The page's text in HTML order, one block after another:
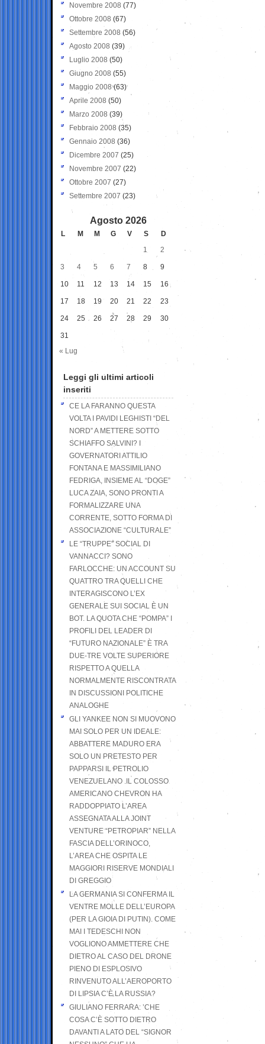
Novembre 2008 (77)
Ottobre 2008 (67)
Settembre 2008 (56)
Agosto 2008 (39)
Luglio 2008 (50)
Giugno 2008 (55)
Maggio 2008(63)
Aprile 2008 (50)
Marzo 2008 (39)
Febbraio 2008 (35)
Gennaio 2008 (36)
Dicembre 2007 (25)
Novembre 2007 (22)
Ottobre 2007 (27)
Settembre 2007 (23)
Agosto 2026
L M M G V S
D
1
2
3 4 5 6 7 8 9
10 11 12 13 14 15 16
17 18 19 20 21 22 23
24 25 26 27 28 29 30
31
« Lug
Leggi gli ultimi articoli
inseriti
CE LA FARANNO QUESTA
VOLTA I PAVIDI LEGHISTI “DEL
NORD” A METTERE SOTTO
SCHIAFFO SALVINI? I
GOVERNATORI ATTILIO
FONTANA E MASSIMILIANO
FEDRIGA, INSIEME AL “DOGE”
LUCA ZAIA, SONO PRONTI A
FORMALIZZARE UNA
CORRENTE, SOTTO FORMA DI
ASSOCIAZIONE “CULTURALE”
LE “TRUPPE” SOCIAL DI
VANNACCI? SONO
FARLOCCHE: UN ACCOUNT SU
QUATTRO TRA QUELLI CHE
INTERAGISCONO L’EX
GENERALE SUI SOCIAL È UN
BOT. LA QUOTA CHE “POMPA” I
PROFILI DEL LEADER DI
“FUTURO NAZIONALE” È TRA
DUE-TRE VOLTE SUPERIORE
RISPETTO A QUELLA
NORMALMENTE RISCONTRATA
IN DISCUSSIONI POLITICHE
ANALOGHE
GLI YANKEE NON SI MUOVONO
MAI SOLO PER UN IDEALE:
ABBATTERE MADURO ERA
SOLO UN PRETESTO PER
PAPPARSI IL PETROLIO
VENEZUELANO .IL COLOSSO
AMERICANO CHEVRON HA
RADDOPPIATO L’AREA
ASSEGNATA ALLA JOINT
VENTURE “PETROPIAR” NELLA
FASCIA DELL’ORINOCO,
L’AREA CHE OSPITA LE
MAGGIORI RISERVE MONDIALI
DI GREGGIO
LA GERMANIA SI CONFERMA IL
VENTRE MOLLE DELL’EUROPA
(PER LA GIOIA DI PUTIN). COME
MAI I TEDESCHI NON
VOGLIONO AMMETTERE CHE
DIETRO AL CASO DEL DRONE
PIENO DI ESPLOSIVO
RINVENUTO ALL’AEROPORTO
DI LIPSIA C’È LA RUSSIA?
GIULIANO FERRARA: ’CHE
COSA C’È SOTTO DIETRO
DAVANTI A LATO DEL “SIGNOR